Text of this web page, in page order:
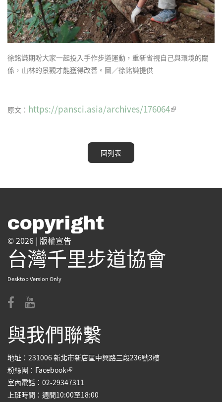
徐銘謙期盼大家一起投入手作步道運動，重新省視自己與環境的關
係，山林的景觀才能獲得改善。圖／徐銘謙提供
原文： https://pansci.asia/archives/176064(link is
回列表
copyright
© 2026 | 版權宣告
台灣千里步道協會
Desktop Version Only
與我們聯繫
地址：231006 新北市新店區中興路三段236號3樓
粉絲團： Facebook(link is external)
室內電話：02-29347311
上班時間：週間10:00至18:00